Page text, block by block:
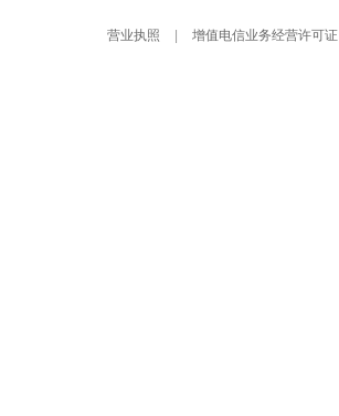
营业执照
增值电信业务经营许可证